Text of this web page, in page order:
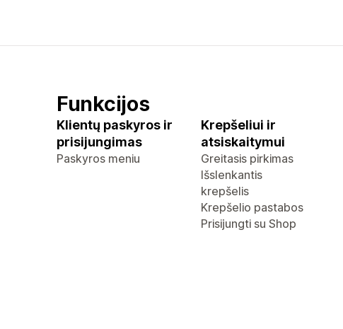
Funkcijos
Klientų paskyros ir
prisijungimas
Paskyros meniu
Krepšeliui ir
atsiskaitymui
Greitasis pirkimas
Išslenkantis
krepšelis
Krepšelio pastabos
Prisijungti su Shop